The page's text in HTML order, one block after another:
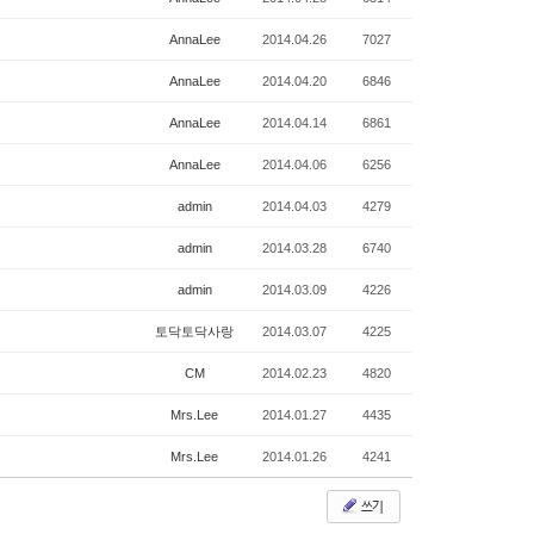
AnnaLee 2014.04.26 7027
AnnaLee 2014.04.20 6846
AnnaLee 2014.04.14 6861
AnnaLee 2014.04.06 6256
admin 2014.04.03 4279
admin 2014.03.28 6740
admin 2014.03.09 4226
토닥토닥사랑 2014.03.07 4225
CM 2014.02.23 4820
Mrs.Lee 2014.01.27 4435
Mrs.Lee 2014.01.26 4241
쓰기